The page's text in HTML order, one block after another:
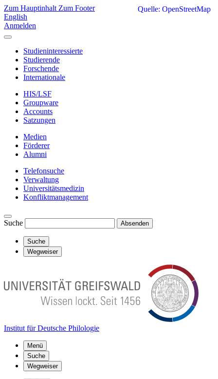
Zum Hauptinhalt Zum Footer
English
Anmelden
Studieninteressierte
Studierende
Forschende
Internationale
HIS/LSF
Groupware
Accounts
Satzungen
Medien
Förderer
Alumni
Telefonsuche
Verwaltung
Universitätsmedizin
Konfliktmanagement
Suche Absenden
Suche
Wegweiser
Institut für Deutsche Philologie
Menü
Suche
Wegweiser
Quelle: OpenStreetMap